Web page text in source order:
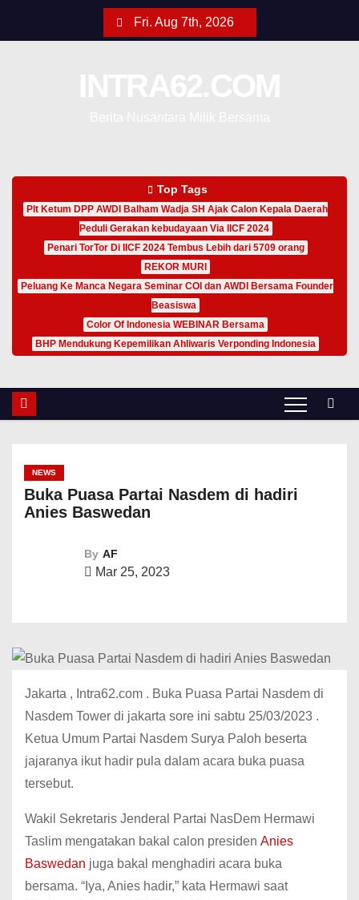
Fri. Aug 7th, 2026
Top Tags
Plt Ketum DPP AWDI Balham Wadja SH Ajak Calon Kepala Daerah
Peduli Gerakan kebudayaan Via IICF 2024
Penari TorTor Di IICF 2024 Tembus Lebih dari 5709 orang
REKOR MURI
Peluang Ke Manca Negara Seminar COI dan AWDI Bersama Founder
Beasiswa
Color Of Indonesia WEBINAR Bersama
BHP Mendukung Kepemilikan Ahliwaris Verponding Indonesia
NEWS
Buka Puasa Partai Nasdem di hadiri
Anies Baswedan
By AF
Mar 25, 2023
Jakarta , Intra62.com . Buka Puasa Partai Nasdem di
Nasdem Tower di jakarta sore ini sabtu 25/03/2023 .
Ketua Umum Partai Nasdem Surya Paloh beserta
jajaranya ikut hadir pula dalam acara buka puasa
tersebut.
Wakil Sekretaris Jenderal Partai NasDem Hermawi
Taslim mengatakan bakal calon presiden Anies
Baswedan juga bakal menghadiri acara buka
bersama. “Iya, Anies hadir,” kata Hermawi saat